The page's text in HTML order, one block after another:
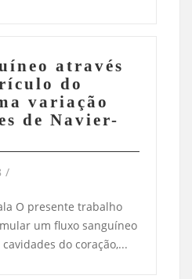
através
do
variação
de Navier-
/
O presente trabalho
um fluxo sanguíneo
do coração,...